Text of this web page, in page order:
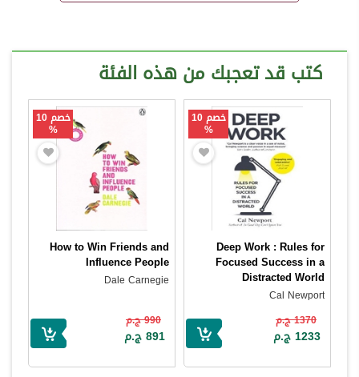
كتب قد تعجبك من هذه الفئة
خصم 10
%
Deep Work : Rules for
Focused Success in a
Distracted World
Cal Newport
1370 ج.م
1233 ج.م
خصم 10
%
How to Win Friends and
Influence People
Dale Carnegie
990 ج.م
891 ج.م